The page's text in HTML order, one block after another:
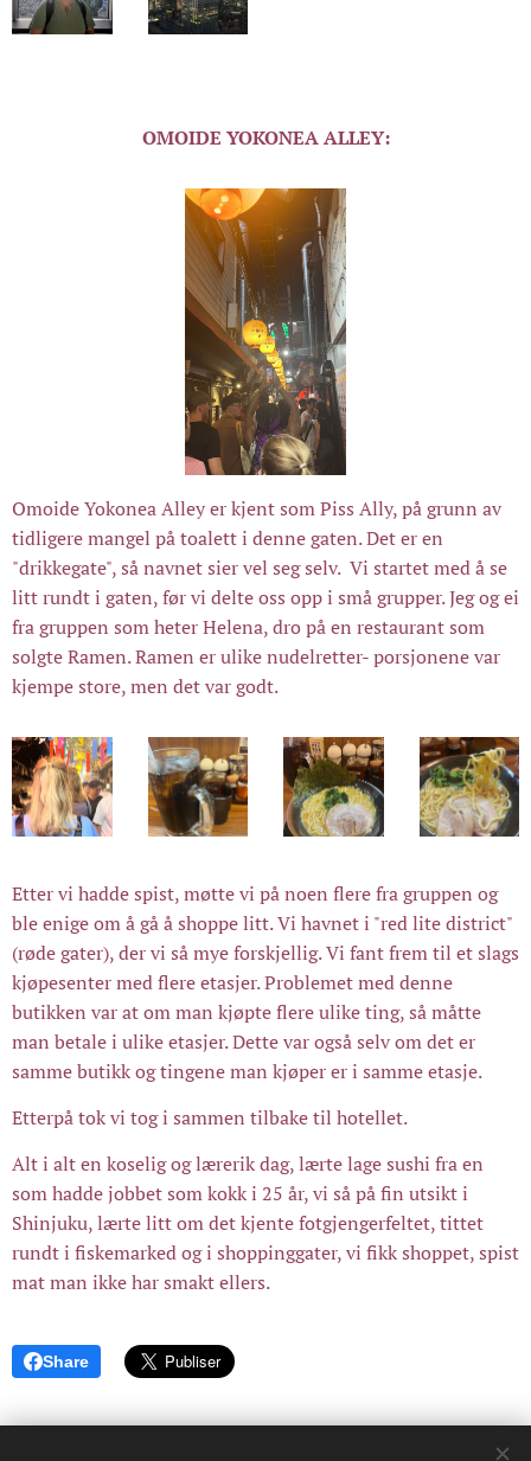
OMOIDE YOKONEA ALLEY:
Omoide Yokonea Alley er kjent som Piss Ally, på grunn av
tidligere mangel på toalett i denne gaten. Det er en
"drikkegate", så navnet sier vel seg selv. Vi startet med å se
litt rundt i gaten, før vi delte oss opp i små grupper. Jeg og ei
fra gruppen som heter Helena, dro på en restaurant som
solgte Ramen. Ramen er ulike nudelretter- porsjonene var
kjempe store, men det var godt.
Etter vi hadde spist, møtte vi på noen flere fra gruppen og
ble enige om å gå å shoppe litt. Vi havnet i "red lite district"
(røde gater), der vi så mye forskjellig. Vi fant frem til et slags
kjøpesenter med flere etasjer. Problemet med denne
butikken var at om man kjøpte flere ulike ting, så måtte
man betale i ulike etasjer. Dette var også selv om det er
samme butikk og tingene man kjøper er i samme etasje.
Etterpå tok vi tog i sammen tilbake til hotellet.
Alt i alt en koselig og lærerik dag, lærte lage sushi fra en
som hadde jobbet som kokk i 25 år, vi så på fin utsikt i
Shinjuku, lærte litt om det kjente fotgjengerfeltet, tittet
rundt i fiskemarked og i shoppinggater, vi fikk shoppet, spist
mat man ikke har smakt ellers.
Share